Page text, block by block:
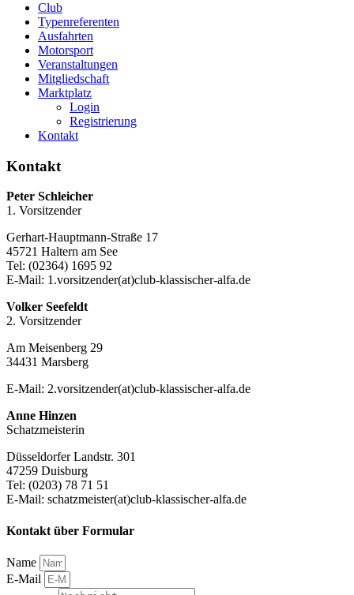
Club
Typenreferenten
Ausfahrten
Motorsport
Veranstaltungen
Mitgliedschaft
Marktplatz
Login
Registrierung
Kontakt
Kontakt
Peter Schleicher
1. Vorsitzender
Gerhart-Hauptmann-Straße 17
45721 Haltern am See
Tel: (02364) 1695 92
E-Mail: 1.vorsitzender(at)club-klassischer-alfa.de
Volker Seefeldt
2. Vorsitzender
Am Meisenberg 29
34431 Marsberg
E-Mail: 2.vorsitzender(at)club-klassischer-alfa.de
Anne Hinzen
Schatzmeisterin
Düsseldorfer Landstr. 301
47259 Duisburg
Tel: (0203) 78 71 51
E-Mail: schatzmeister(at)club-klassischer-alfa.de
Kontakt über Formular
Name
E-Mail